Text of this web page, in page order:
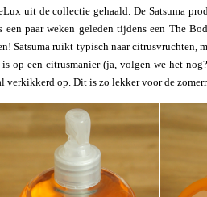
uit de collectie gehaald. De Satsuma
een paar weken geleden tijdens een The
Satsuma ruikt typisch naar citrusvruchten,
op een citrusmanier (ja, volgen we het
verkikkerd op. Dit is zo lekker voor de